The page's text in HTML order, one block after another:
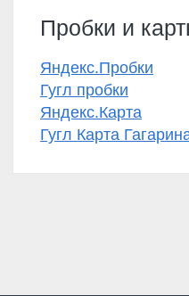
Пробки и
Яндекс.Пробки
Гугл пробки
Яндекс.Карта
Гугл Карта